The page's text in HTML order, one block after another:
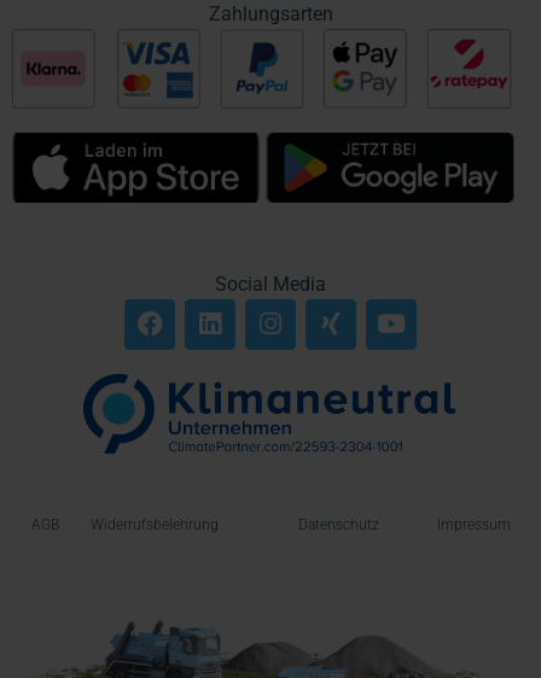
Zahlungsarten
Social Media
AGB Widerrufsbelehrung Datenschutz Impressum